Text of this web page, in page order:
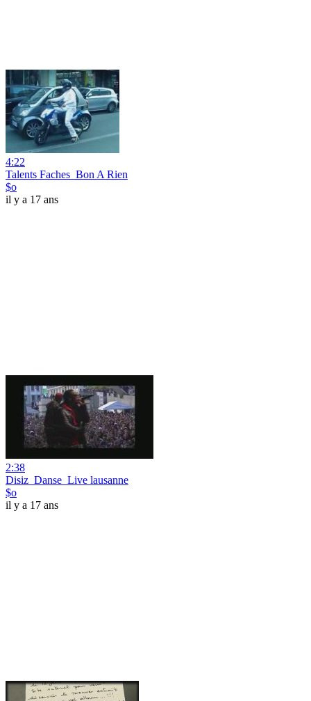
4:22
Talents Faches_Bon A Rien
$o
il y a 17 ans
2:38
Disiz_Danse_Live lausanne
$o
il y a 17 ans